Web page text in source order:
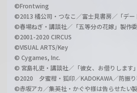
©Frontwing
©2013 橘公司・つなこ／富士見書房／「デー
©春場ねぎ・講談社／「五等分の花嫁」製作
©2001-2020 CIRCUS
©VISUAL ARTS/Key
© Cygames, Inc.
© 宮島礼吏・講談社／「彼女、お借りします
©2020 夕蜜柑・狐印／KADOKAWA／防振
©赤坂アカ／集英社・かぐや様は告らせたい